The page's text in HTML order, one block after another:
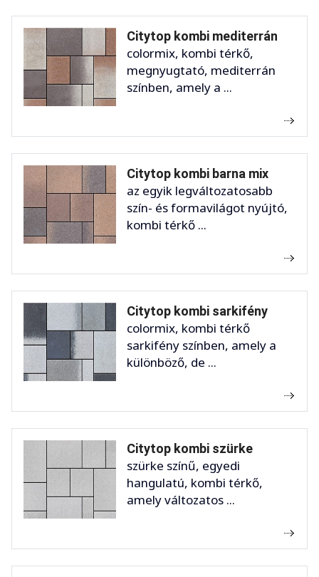
Citytop kombi mediterrán
colormix, kombi térkő,
megnyugtató, mediterrán
színben, amely a ...
Citytop kombi barna mix
az egyik legváltozatosabb
szín- és formavilágot nyújtó,
kombi térkő ...
Citytop kombi sarkifény
colormix, kombi térkő
sarkifény színben, amely a
különböző, de ...
Citytop kombi szürke
szürke színű, egyedi
hangulatú, kombi térkő,
amely változatos ...